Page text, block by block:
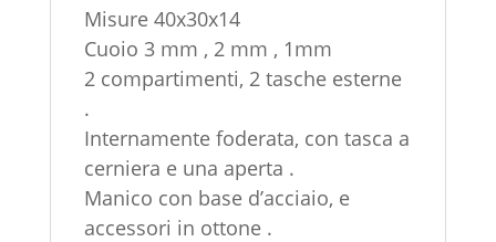
Misure 40x30x14
Cuoio 3 mm , 2 mm , 1mm
2 compartimenti, 2 tasche esterne
.
Internamente foderata, con tasca a
cerniera e una aperta .
Manico con base d’acciaio, e
accessori in ottone .